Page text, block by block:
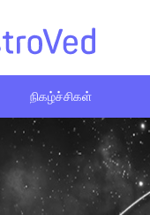
நிகழ்ச்சிகள்